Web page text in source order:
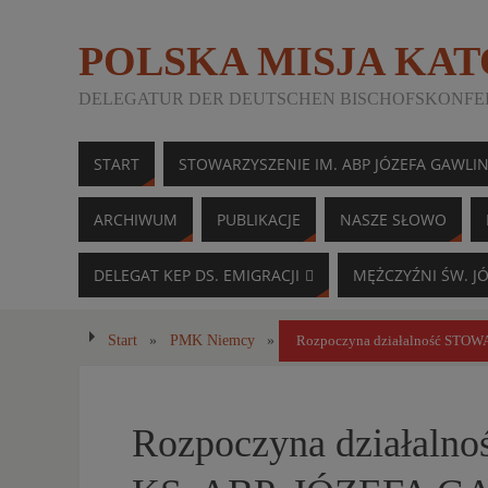
POLSKA MISJA
DELEGATUR DER DEUTSCHEN
START STOWARZYSZENIE IM. ABP JÓZEFA
ARCHIWUM PUBLIKACJE NASZE SŁOWO
DELEGAT KEP DS. EMIGRACJI MĘŻCZYŹNI ŚW.
Start » PMK Niemcy » Rozpoczyna działalność
Rozpoczyna